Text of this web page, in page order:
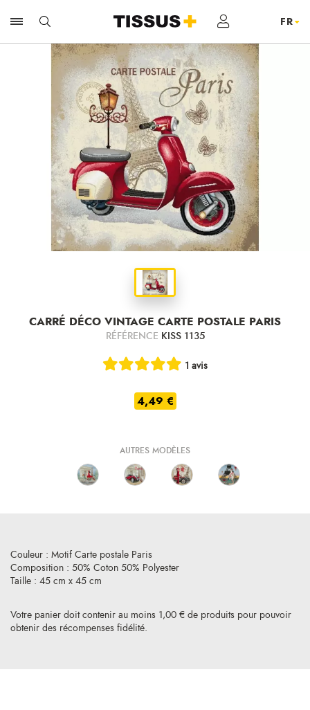
CARRÉ DÉCO VINTAGE CARTE POSTALE PARIS
RÉFÉRENCE KISS 1135
1 avis
4,49 €
AUTRES MODÈLES
Votre panier doit contenir au moins 1,00 € de produits pour pouvoir
obtenir des récompenses fidélité.
Couleur : Motif Carte postale Paris
Composition : 50% Coton 50% Polyester
Taille : 45 cm x 45 cm